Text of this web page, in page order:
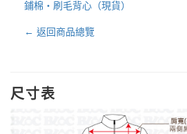
鋪棉・刷毛背心（現貨）
← 返回商品總覽
尺寸表